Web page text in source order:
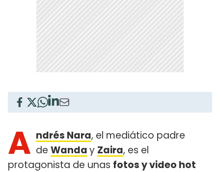
A ndrés Nara, el mediático padre
de Wanday Zaira, es el
protagonista de unas fotos y video hot